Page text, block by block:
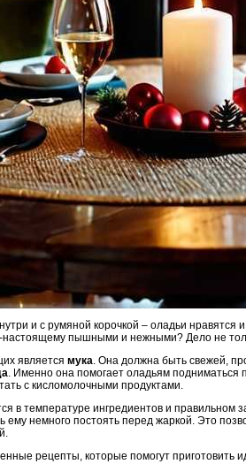
и с румяной корочкой – оладьи нравятся
настоящему пышными и нежными? Дело не
является мука. Она должна быть свежей,
. Именно она помогает оладьям подниматься
с кисломолочными продуктами.
в температуре ингредиентов и
ему немного постоять перед жаркой. Это
рецепты, которые помогут приготовить